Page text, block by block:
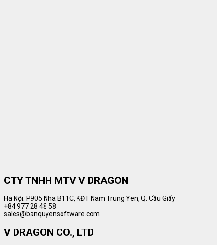
CTY TNHH MTV V DRAGON
Hà Nội: P905 Nhà B11C, KĐT Nam Trung Yên, Q. Cầu Giấy
+84 977 28 48 58
sales@banquyensoftware.com
V DRAGON CO., LTD